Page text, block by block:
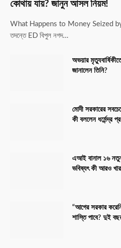
কোথায় যায়? জানুন আসল নিয়ম!
What Happens to Money Seized by ED:
তদন্তে ED বিপুল নগদ…
অভয়ার
জানালেন তিনি?
মোদী সরকারের
কী বললেন ধর্মেন্দ্র
এআই বানাল ১৬ নতুন
ভবিষ্যৎ কী আরও
“আগের সরকার
শাস্তি পাবে? দুই বছর